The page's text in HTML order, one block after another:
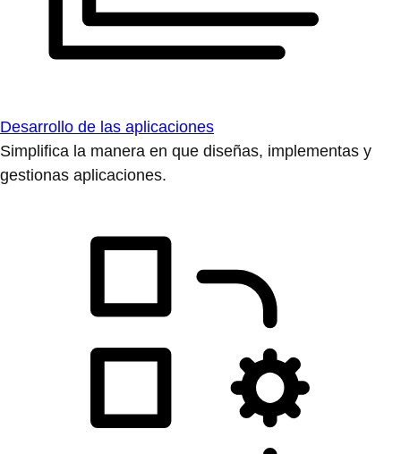
Desarrollo de las aplicaciones
Simplifica la manera en que diseñas, implementas y
gestionas aplicaciones.